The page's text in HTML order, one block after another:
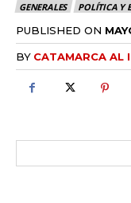
GENERALES POLÍTICA Y
PUBLISHED ON
BY CATAMARCA AL